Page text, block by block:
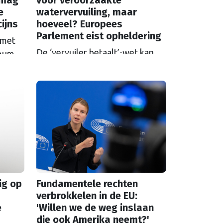
is
watervervuiling, maar
hoeveel? Europees
Parlement eist opheldering
De ‘vervuiler betaalt’-wet kan
bedrijven opzadelen met hoge
kosten waardoor ze mogelijk uit
Europa vertrekken. Europa
wordt dan afhankelijk van
medicijnen uit het buitenland.
op
Fundamentele rechten
verbrokkelen in de EU:
'Willen we de weg inslaan
die ook Amerika neemt?'